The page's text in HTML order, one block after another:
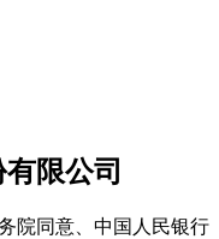
限公司
院同意、中国人民银行